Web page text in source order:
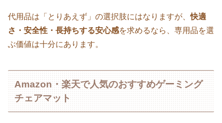
代用品は「とりあえず」の選択肢にはなりますが、快適
さ・安全性・長持ちする安心感を求めるなら、専用品を選
ぶ価値は十分にあります。
Amazon・楽天で人気のおすすめゲーミング
チェアマット